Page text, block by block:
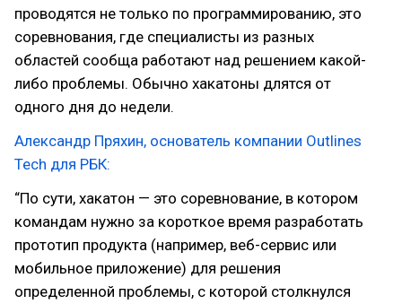
проводятся не только по программированию, это
соревнования, где специалисты из разных
областей сообща работают над решением какой-
либо проблемы. Обычно хакатоны длятся от
одного дня до недели.
Александр Пряхин, основатель компании Outlines
Tech для РБК:
“По сути, хакатон — это соревнование, в котором
командам нужно за короткое время разработать
прототип продукта (например, веб-сервис или
мобильное приложение) для решения
определенной проблемы, с которой столкнулся